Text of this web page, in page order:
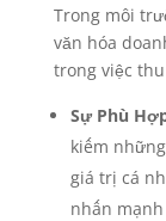
Trong môi
văn hóa
trong việc
Sự Phù
kiếm
giá trị cá
nhấn